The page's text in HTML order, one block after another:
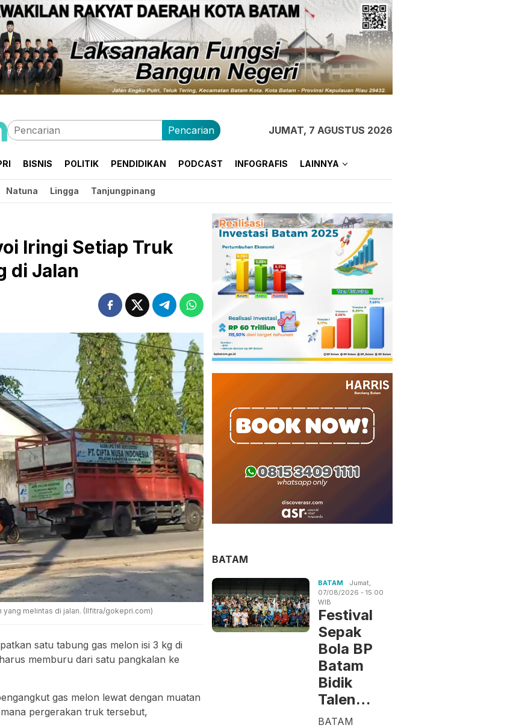
Pencarian JUMAT, 7 AGUSTUS 2026
BISNIS POLITIK PENDIDIKAN PODCAST INFOGRAFIS LAINNYA
Natuna Lingga Tanjungpinang
Iringi Setiap Truk
di Jalan
melintas di jalan. (Ilfitra/gokepri.com)
satu tabung gas melon isi 3 kg di
memburu dari satu pangkalan ke
gas melon lewat dengan muatan
pergerakan truk tersebut,
BATAM
BATAM
Jumat,
07/08/2026 - 15:00
WIB
Festival
Sepak
Bola BP
Batam
Bidik
Talen…
BATAM